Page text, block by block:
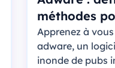
méthodes
Apprenez à
adware, un
inonde de pubs